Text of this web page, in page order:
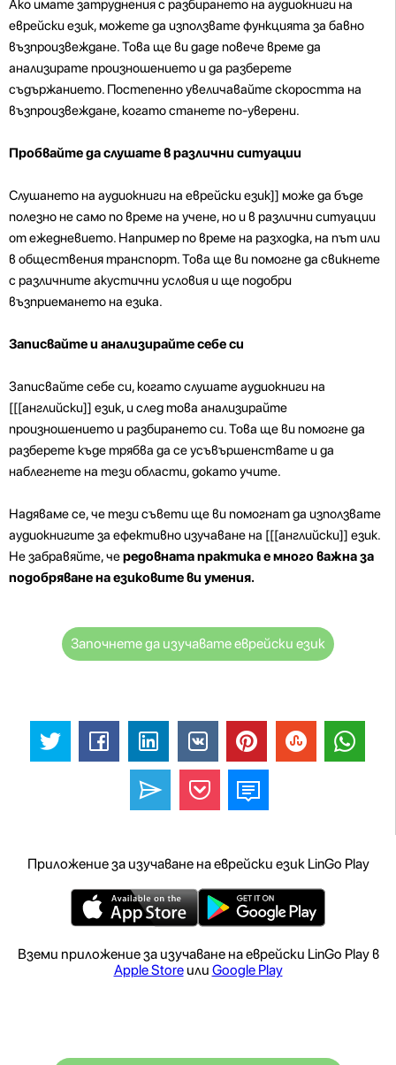
Ако имате затруднения с разбирането на аудиокниги на
еврейски език, можете да използвате функцията за бавно
възпроизвеждане. Това ще ви даде повече време да
анализирате произношението и да разберете
съдържанието. Постепенно увеличавайте скоростта на
възпроизвеждане, когато станете по-уверени.
Пробвайте да слушате в различни ситуации
Слушането на аудиокниги на еврейски език]] може да бъде
полезно не само по време на учене, но и в различни ситуации
от ежедневието. Например по време на разходка, на път или
в обществения транспорт. Това ще ви помогне да свикнете
с различните акустични условия и ще подобри
възприемането на езика.
Записвайте и анализирайте себе си
Записвайте себе си, когато слушате аудиокниги на
[[[английски]] език, и след това анализирайте
произношението и разбирането си. Това ще ви помогне да
разберете къде трябва да се усъвършенствате и да
наблегнете на тези области, докато учите.
Надяваме се, че тези съвети ще ви помогнат да използвате
аудиокнигите за ефективно изучаване на [[[английски]] език.
Не забравяйте, чередовната практика е много важна за
подобряване на езиковите ви умения.
Започнете да изучавате еврейски език
Приложение за изучаване на еврейски език LinGo Play
Вземи приложение за изучаване на еврейски LinGo Play в
Apple Storeили Google Play